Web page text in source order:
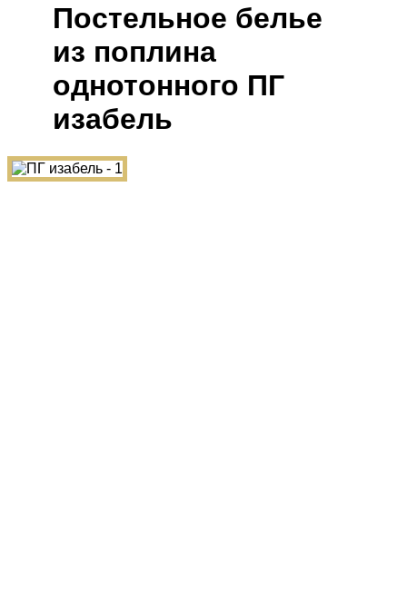
Постельное белье
из поплина
однотонного ПГ
изабель